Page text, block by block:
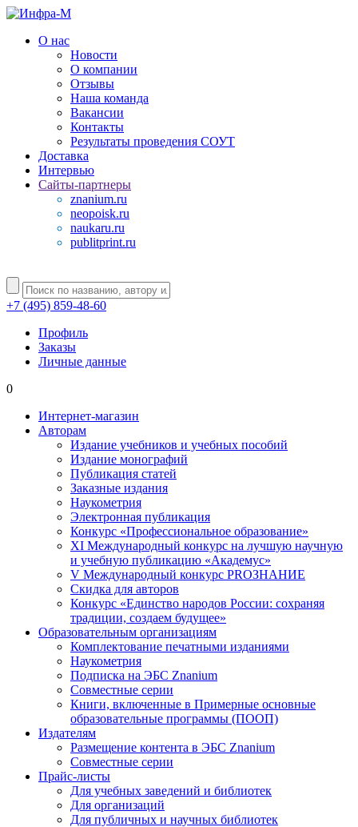
О нас
Новости
О компании
Отзывы
Наша команда
Вакансии
Контакты
Результаты проведения СОУТ
Доставка
Интервью
Сайты-партнеры
znanium.ru
neopoisk.ru
naukaru.ru
publitprint.ru
+7 (495) 859-48-60
Профиль
Заказы
Личные данные
0
Интернет-магазин
Авторам
Издание учебников и учебных пособий
Издание монографий
Публикация статей
Заказные издания
Наукометрия
Электронная публикация
Конкурс «Профессиональное образование»
XI Международный конкурс на лучшую научную
и учебную публикацию «Академус»
V Международный конкурс PROЗНАНИЕ
Скидка для авторов
Конкурс «Единство народов России: сохраняя
традиции, создаем будущее»
Образовательным организациям
Комплектование печатными изданиями
Наукометрия
Подписка на ЭБС Znanium
Совместные серии
Книги, включенные в Примерные основные
образовательные программы (ПООП)
Издателям
Размещение контента в ЭБС Znanium
Совместные серии
Прайс-листы
Для учебных заведений и библиотек
Для организаций
Для публичных и научных библиотек